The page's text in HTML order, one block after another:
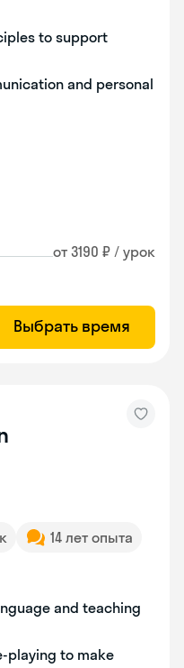
to support
and personal
от 3190 ₽ / урок
Выбрать время
14 лет опыта
and teaching
playing to make